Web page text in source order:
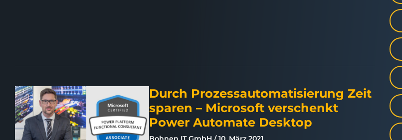
Durch Prozessautomatisierung Zeit
sparen – Microsoft verschenkt
Power Automate Desktop